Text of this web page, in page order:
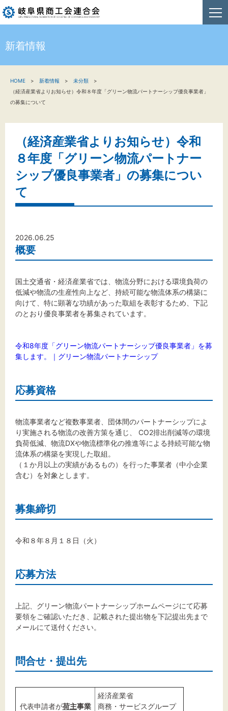
商工会連合会について
お問い合わせ
背景色
黒 白 黄
新着情報
HOME 新着情報
未分類
（経済産業省よりお知らせ）令和８年度「グリーン物流パートナーシップ優良事業者」
の募集について
（経済産業省よりお知らせ）令和
８年度「グリーン物流パートナー
シップ優良事業者」の募集につい
て
2026.06.25
概要
国土交通省・経済産業省では、物流分野における環境負荷の
低減や物流の生産性向上など、持続可能な物流体系の構築に
向けて、特に顕著な功績があった取組を表彰するため、下記
のとおり優良事業者を募集されています。
令和8年度「グリーン物流パートナーシップ優良事業者」を募
集します。｜グリーン物流パートナーシップ
応募資格
物流事業者など複数事業者、団体間のパートナーシップによ
り実施される物流の改善方策を通じ、 CO2排出削減等の環境
負荷低減、物流DXや物流標準化の推進等による持続可能な物
流体系の構築を実現した取組。
（１か月以上の実績があるもの）を行った事業者（中小企業
含む）を対象とします。
募集締切
令和８年８月１８日（火）
応募方法
上記、グリーン物流パートナーシップホームページにて応募
要領をご確認いただき、記載された提出物を下記提出先まで
メールにて送付ください。
問合せ・提出先
代表申請者が荷主事業
経済産業省
商務・サービスグループ